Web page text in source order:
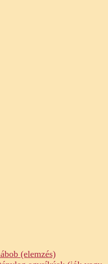
(elemzés)